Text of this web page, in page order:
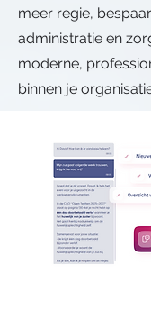
meer regie,
administratie en
moderne,
binnen je